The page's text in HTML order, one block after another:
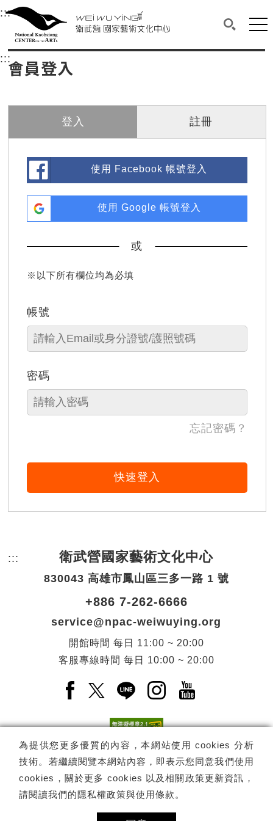
衛武營國家藝術文化中心
中央內容區塊，為本頁主要內容區。
:::選單連結區塊，此區塊列有本網站主要連結。
衛武營國家藝術文化中心
搜尋(開
網
::: 中央內容區塊，為本頁主要內容區。
會員登入
登入 註冊
使用 Facebook 帳號登入
使用 Google 帳號登入
或
※以下所有欄位均為必填
帳號
密碼
忘記密碼？
快速登入
為提供您更多優質的內容，本網站使用 cookies 分析
技術。若繼續閱覽本網站內容，即表示您同意我們使用
cookies，關於更多 cookies 以及相關政策更新資訊，
請閱讀我們的隱私權政策與使用條款 。
::: 頁尾網站資訊。
衛武營國家藝術文化中心
830043 高雄市鳳山區三多一路 1 號
+886 7-262-6666
service@npac-weiwuying.org
開館時間 每日
11:00 ~ 20:00
客服專線時間 每日 10:00 ~ 20:00
Facebook(另開新視窗)
X(另開新視窗)
LINE(另開新視窗)
Instagram(另開新視
YouTube(另開
電子報訂閱 訂閱
Copyright © 國家表演藝術中心 -衛武營國家藝術文化中心